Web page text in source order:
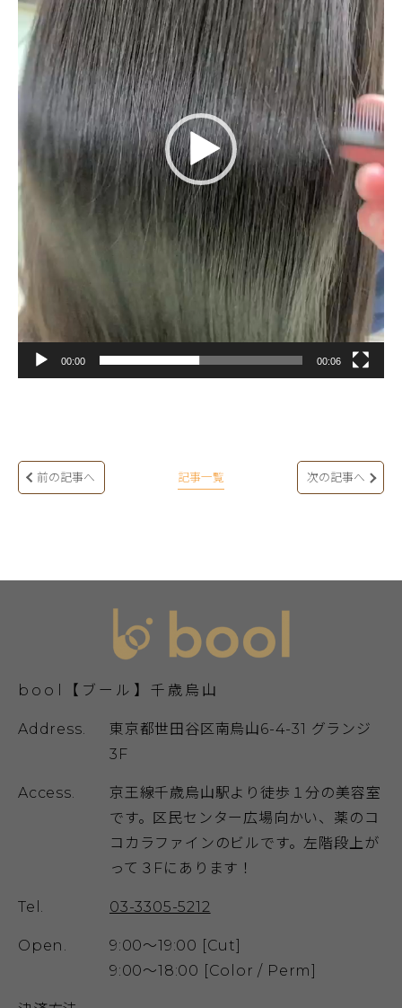
プ
レ
ー
ヤ
00:00 00:06
前の記事へ 記事一覧 次の記事へ
bool【ブール】千歳烏山
Address.
東京都世田谷区南烏山6-4-31 グランジ
3F
Access.
京王線千歳烏山駅より徒歩１分の美容室
です。区民センター広場向かい、薬のコ
コカラファインのビルです。左階段上が
って３Fにあります！
Tel. 03-3305-5212
Open.
9:00～19:00 [Cut]
9:00～18:00 [Color / Perm]